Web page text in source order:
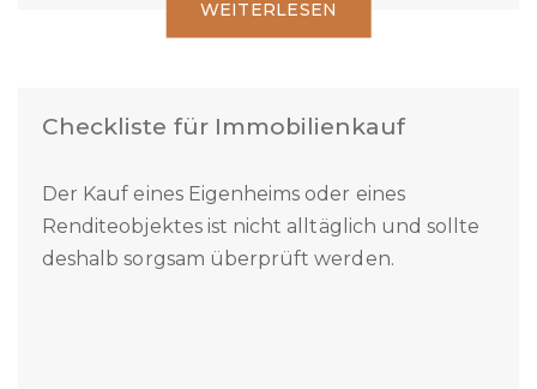
Checkliste für Immobilienkauf
Der Kauf eines Eigenheims oder eines